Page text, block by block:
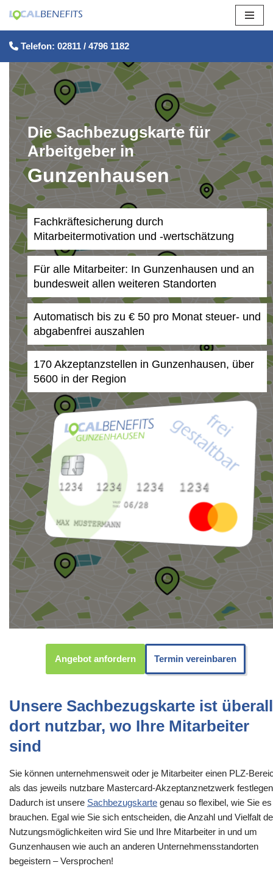
Zum
Inhalt
springen
Telefon: 02811 / 4796 1182
Die Sachbezugskarte für
Arbeitgeber in
Gunzenhausen
Fachkräftesicherung durch
Mitarbeitermotivation und -wertschätzung
Für alle Mitarbeiter: In Gunzenhausen und an
bundesweit allen weiteren Standorten
Automatisch bis zu € 50 pro Monat steuer- und
abgabenfrei auszahlen
170 Akzeptanzstellen in Gunzenhausen, über
5600 in der Region
Angebot anfordern Termin vereinbaren
Unsere Sachbezugskarte ist überall
dort nutzbar, wo Ihre Mitarbeiter
sind
Sie können unternehmensweit oder je Mitarbeiter einen PLZ-
als das jeweils nutzbare Mastercard-Akzeptanznetzwerk
Dadurch ist unsere Sachbezugskarte genau so flexibel, wie Sie es
brauchen. Egal wie Sie sich entscheiden, die Anzahl und Vielfalt
Nutzungsmöglichkeiten wird Sie und Ihre Mitarbeiter in und um
Gunzenhausen wie auch an anderen Unternehmensstandorten
begeistern – Versprochen!